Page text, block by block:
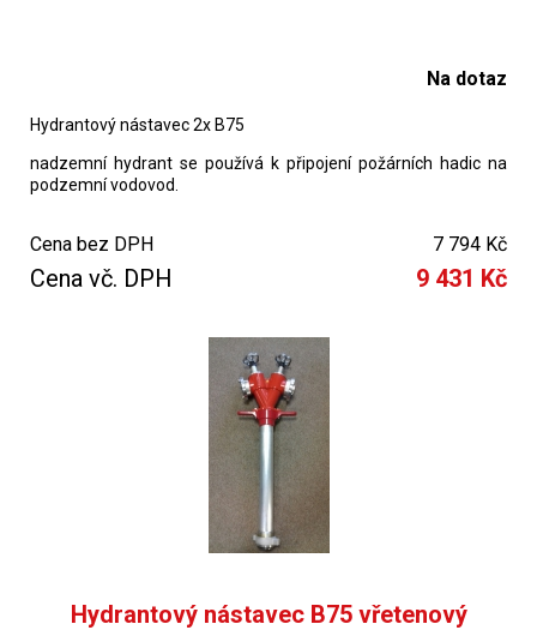
Na dotaz
Hydrantový nástavec 2x B75
nadzemní hydrant se používá k připojení požárních hadic na
podzemní vodovod.
Cena bez DPH 7 794 Kč
Cena vč. DPH 9 431 Kč
Hydrantový nástavec B75 vřetenový